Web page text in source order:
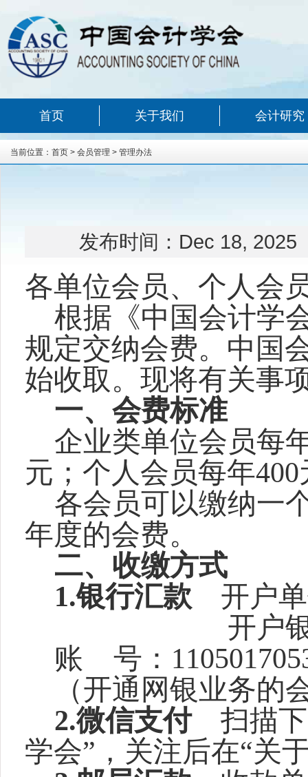
首页 关于我们 会计研究
当前位置： 首页 > 会员管理 > 管理办法
发布时间： Dec 18, 2025
各单位会员、个人会
根据《中国会计学
规定交纳会费。中国
始收取。现将有关事
一、会费标准
企业类单位会员每
元；个人会员每年400
各会员可以缴纳一
年度的会费。
二、收缴方式
1.银行汇款 开户单
开户银行：中
账 号：
（开通网银业务的
2.微信支付 扫描
学会”，关注后在“关